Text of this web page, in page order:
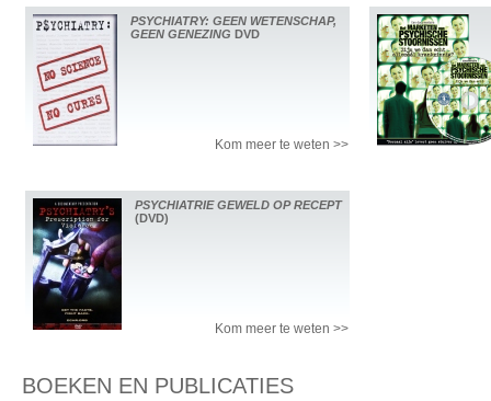
PSYCHIATRY: GEEN WETENSCHAP,
GEEN GENEZING DVD
Kom meer te weten >>
PSYCHIATRIE GEWELD OP RECEPT
(DVD)
Kom meer te weten >>
BOEKEN EN PUBLICATIES